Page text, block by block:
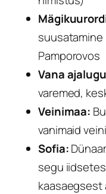
suusatamine
Pamporovos
Vana
varemed,
Veinimaa:
vanimaid
Sofia:
segu